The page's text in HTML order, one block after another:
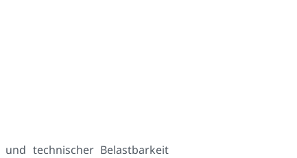
technischer Belastbarkeit